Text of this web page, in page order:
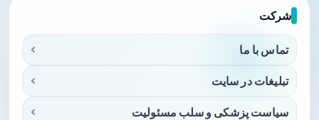
شرکت
تماس با ما
تبلیغات در سایت
سیاست پزشکی و سلب مسئولیت